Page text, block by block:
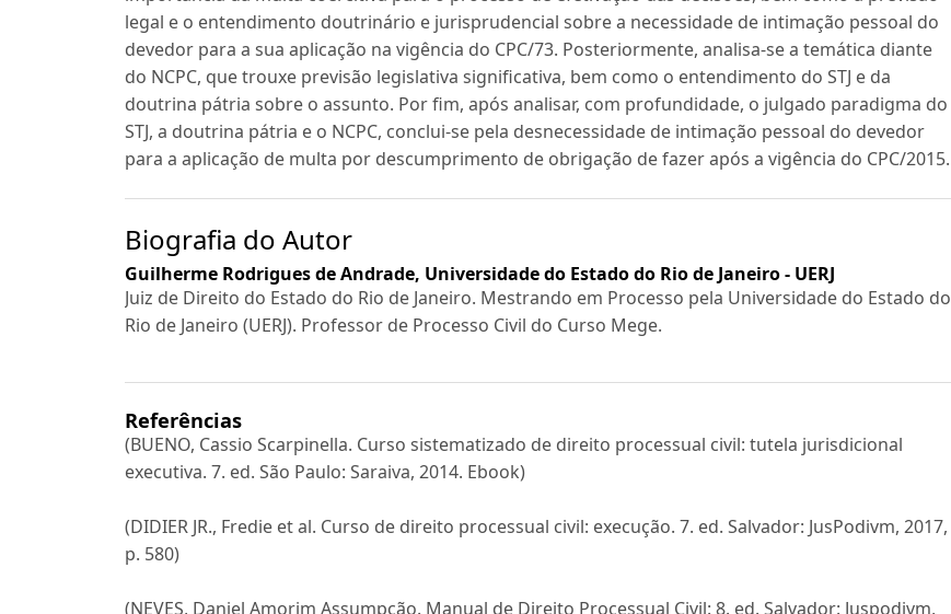
legal e o entendimento doutrinário e jurisprudencial sobre a necessidade de intimação pessoal do
devedor para a sua aplicação na vigência do CPC/73. Posteriormente, analisa-se a temática diante
do NCPC, que trouxe previsão legislativa significativa, bem como o entendimento do STJ e da
doutrina pátria sobre o assunto. Por fim, após analisar, com profundidade, o julgado paradigma do
STJ, a doutrina pátria e o NCPC, conclui-se pela desnecessidade de intimação pessoal do devedor
para a aplicação de multa por descumprimento de obrigação de fazer após a vigência do CPC/2015.
Biografia do Autor
Guilherme Rodrigues de Andrade, Universidade do Estado do Rio de Janeiro - UERJ
Juiz de Direito do Estado do Rio de Janeiro. Mestrando em Processo pela Universidade do Estado do
Rio de Janeiro (UERJ). Professor de Processo Civil do Curso Mege.
Referências
(BUENO, Cassio Scarpinella. Curso sistematizado de direito processual civil: tutela jurisdicional
executiva. 7. ed. São Paulo: Saraiva, 2014. Ebook)
(DIDIER JR., Fredie et al. Curso de direito processual civil: execução. 7. ed. Salvador: JusPodivm, 2017,
p. 580)
(NEVES, Daniel Amorim Assumpção. Manual de Direito Processual Civil: 8. ed. Salvador: Juspodivm,